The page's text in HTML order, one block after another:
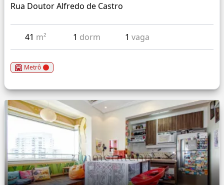
Rua Doutor Alfredo de Castro
41 m² 1 dorm 1vaga
Metrô